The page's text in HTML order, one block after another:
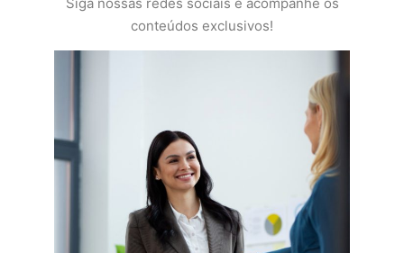
conteúdos exclusivos!